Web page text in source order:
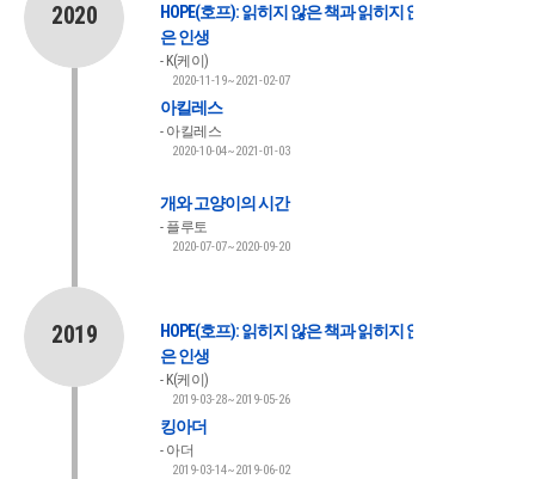
2020
HOPE(호프): 읽히지 않은 책과 읽히지 않
은 인생
K(케이)
2020-11-19~2021-02-07
아킬레스
아킬레스
2020-10-04~2021-01-03
개와 고양이의 시간
플루토
2020-07-07~2020-09-20
2019
HOPE(호프): 읽히지 않은 책과 읽히지 않
은 인생
K(케이)
2019-03-28~2019-05-26
킹아더
아더
2019-03-14~2019-06-02